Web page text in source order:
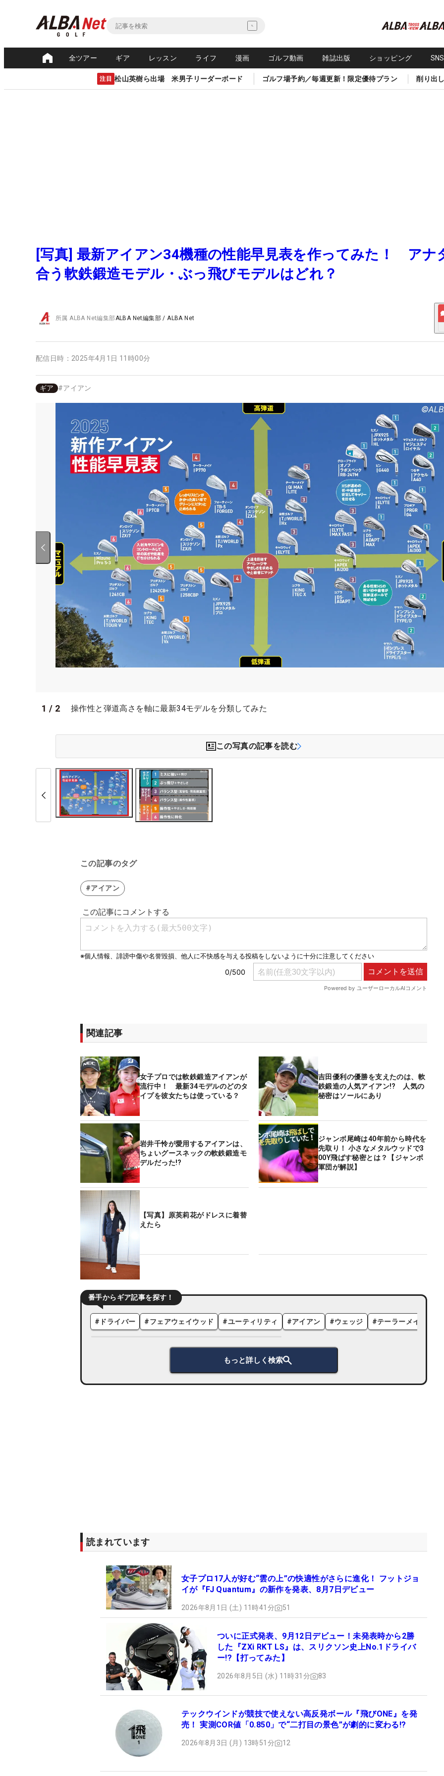
全ツアー ギア レッスン ライフ 漫画 ゴルフ動画 雑誌出版 ショッピング
注目 松山英樹ら出場 米男子リーダーボード ゴルフ場予約／毎週更新！限定優待プラン 削り出
[写真] 最新アイアン34機種の性能早見表を作ってみた！ アナ
合う軟鉄鍛造モデル・ぶっ飛びモデルはどれ？
所属ALBA Net編集部ALBA Net編集部 /ALBA Net
配信日時： 2025年4月1日 11時00分
ギア #アイアン
1 / 2 操作性と弾道高さを軸に最新34モデルを分類してみた
この写真の記事を読む
この記事のタグ
#アイアン
関連記事
女子プロでは軟鉄鍛造アイアンが
流行中！ 最新34モデルのどのタ
イプを彼女たちは使っている？
吉田優利の優勝を支えたのは、軟
鉄鍛造の人気アイアン!? 人気の
秘密はソールにあり
岩井千怜が愛用するアイアンは、
ちょいグースネックの軟鉄鍛造モ
デルだった!?
ジャンボ尾崎は40年前から時代を
先取り！ 小さなメタルウッドで3
00Y飛ばす秘密とは？【ジャンボ
軍団が解説】
【写真】原英莉花がドレスに着替
えたら
番手からギア記事を探す！
# ドライバー #フェアウェイウッド #ユーティリティ #アイアン #ウェッジ #テーラーメイド
もっと詳しく検索
読まれています
女子プロ17人が好む“雲の上”の快適性がさらに進化！ フットジョ
イが『FJ Quantum』の新作を発表、8月7日デビュー
2026年8月1日 (土) 11時41分 51
ついに正式発表、9月12日デビュー！未発表時から2勝
した『ZXi RKT LS』は、スリクソン史上No.1ドライバ
ー!?【打ってみた】
2026年8月5日 (水) 11時31分 83
テックウインドが競技で使えない高反発ボール『飛びONE』を発
売！ 実測COR値「0.850」で“二打目の景色”が劇的に変わる!?
2026年8月3日 (月) 13時51分 12